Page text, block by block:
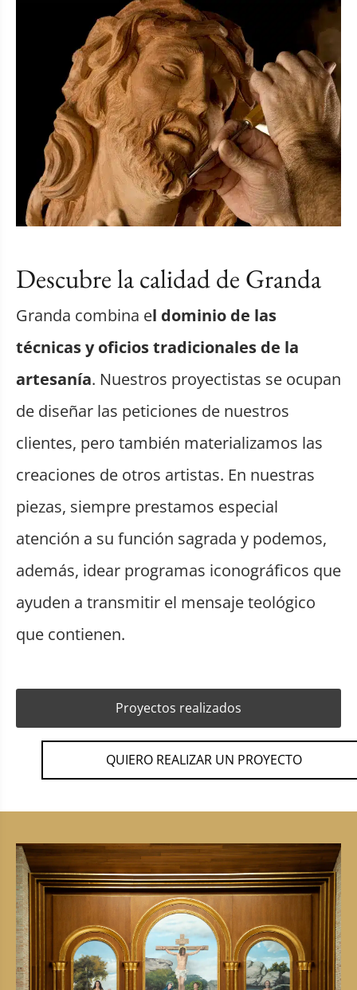
Descubre la calidad de Granda
Granda combina el dominio de las
técnicas y oficios tradicionales de la
artesanía. Nuestros proyectistas se ocupan
de diseñar las peticiones de nuestros
clientes, pero también materializamos las
creaciones de otros artistas. En nuestras
piezas, siempre prestamos especial
atención a su función sagrada y podemos,
además, idear programas iconográficos que
ayuden a transmitir el mensaje teológico
que contienen.
Proyectos realizados
QUIERO REALIZAR UN PROYECTO